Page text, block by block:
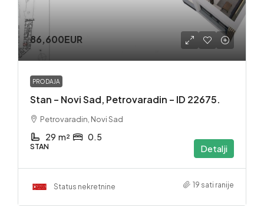
86,600EUR
PRODAJA
Stan – Novi Sad, Petrovaradin – ID 22675.
Petrovaradin, Novi Sad
29 m² 0.5
STAN Detalji
Status nekretnine 19 sati ranije